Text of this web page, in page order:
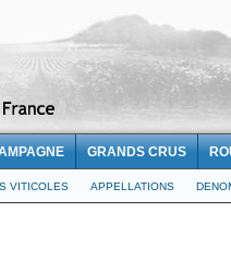
GRANDS CRUS
VITICOLES APPELLATIONS